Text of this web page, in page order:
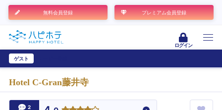
無料会員登録 プレミアム会員登録
ログイン
ゲスト
Hotel C-Gran藤井寺
2